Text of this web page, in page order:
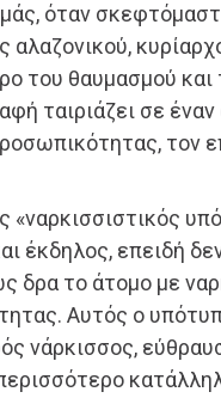
όταν
αλαζονικού,
του θαυμασμού
ταιριάζει σε
τον
«ναρκισσιστικός
έκδηλος, επειδή
δρα το άτομο με
Αυτός ο
νάρκισσος,